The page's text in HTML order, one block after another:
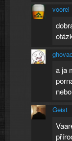
voorel
a ja
Geist